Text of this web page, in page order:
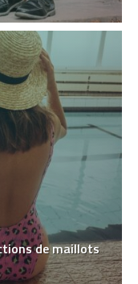
de maillots